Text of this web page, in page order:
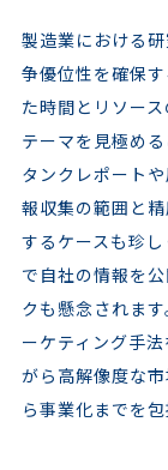
製造業における
争優位性を確保
た時間とリソー
テーマを見極め
タンクレポート
報収集の範囲と
するケースも珍
で自社の情報を
クも懸念されま
ーケティング手
がら高解像度な
ら事業化までを包